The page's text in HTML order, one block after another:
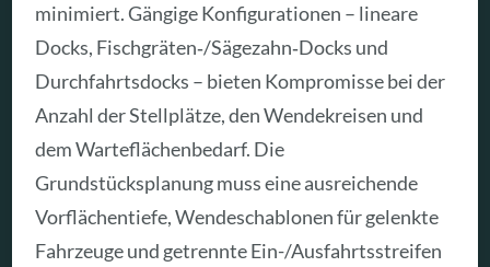
minimiert. Gängige Konfigurationen – lineare
Docks, Fischgräten‑/Sägezahn‑Docks und
Durchfahrtsdocks – bieten Kompromisse bei der
Anzahl der Stellplätze, den Wendekreisen und
dem Warteflächenbedarf. Die
Grundstücksplanung muss eine ausreichende
Vorflächentiefe, Wendeschablonen für gelenkte
Fahrzeuge und getrennte Ein-/Ausfahrtsstreifen